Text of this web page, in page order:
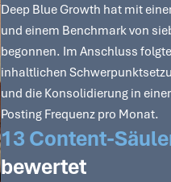
Deep Blue Growth hat mit
und einem Benchmark von
begonnen. Im Anschluss
inhaltlichen
und die Konsolidierung in
Posting Frequenz pro Monat.
13 Content-
bewertet